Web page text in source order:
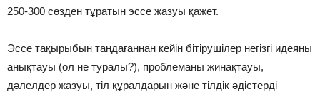
250-300 сөзден тұратын эссе жазуы қажет.
Эссе тақырыбын таңдағаннан кейін бітірушілер негізгі идеяны
анықтауы (ол не туралы?), проблеманы жинақтауы,
дәлелдер жазуы, тіл құралдарын және тілдік әдістерді